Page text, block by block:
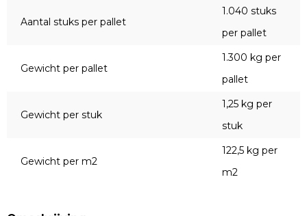
Aantal stuks per pallet
1.040 stuks
per pallet
Gewicht per pallet
1.300 kg per
pallet
Gewicht per stuk
1,25 kg per
stuk
Gewicht per m2
122,5 kg per
m2